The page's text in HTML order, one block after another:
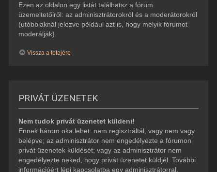
Ezen az oldalon egy listát találhatsz a fórum
üzemeltetőiről: az adminisztrátorokról és a moderátorokról
(utóbbiaknál jelezve például azt is, hogy melyik fórumot
moderálják).
Vissza a tetejére
PRIVÁT ÜZENETEK
Nem tudok privát üzenetet küldeni!
Ennek három oka lehet: nem regisztráltál, vagy nem vagy
belépve; az adminisztrátor nem engedélyezte a fórumon
privát üzenetek küldését; vagy az adminisztrátor nem
engedélyezte neked, hogy privát üzenetet küldjél. További
információért lépj kapcsolatba egy adminisztrátorral.